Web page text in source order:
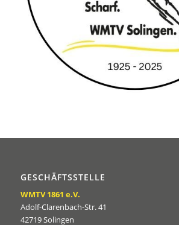
GESCHÄFTSSTELLE
WMTV 1861 e.V.
Adolf-Clarenbach-Str. 41
42719 Solingen